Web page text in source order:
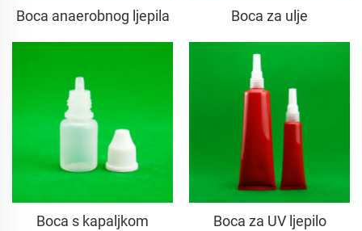
Boca anaerobnog ljepila Boca za ulje
Boca s kapaljkom Boca za UV ljepilo